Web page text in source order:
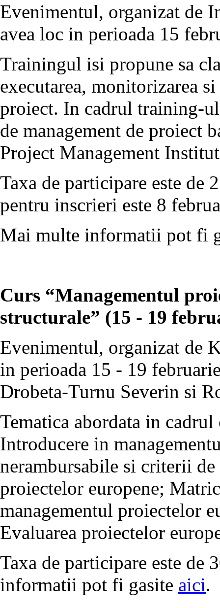
Evenimentul, organizat de
avea loc in perioada 15
Trainingul isi propune sa
executarea, monitorizarea
proiect. In cadrul training-
de management de proiect
Project Management
Taxa de participare este de
pentru inscrieri este 8
Mai multe informatii pot fi
Curs “Managementul
structurale” (15 - 19
Evenimentul, organizat de
in perioada 15 - 19
Drobeta-Turnu Severin si
Tematica abordata in
Introducere in
nerambursabile si criterii
proiectelor europene;
managementul proiectelor
Evaluarea proiectelor
Taxa de participare este de
informatii pot fi gasite aici.